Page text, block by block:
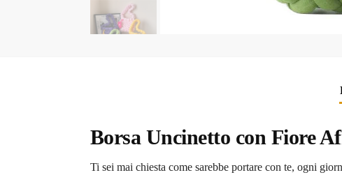
Borsa Uncinetto con Fiore
Ti sei mai chiesta come sarebbe portare con te, ogni